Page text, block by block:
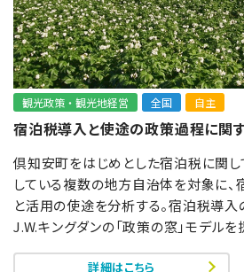
観光政策・観光地経営 全国 自主
宿泊税導入と使途の政策過程に関す
倶知安町をはじめとした宿泊税に関
している複数の地方自治体を対象に
と活用の使途を分析する。宿泊税導入
J.W.キングダンの「政策の窓」モデルを
詳細はこちら